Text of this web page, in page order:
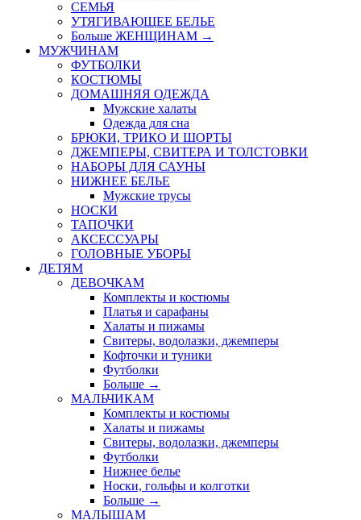
СЕМЬЯ
УТЯГИВАЮЩЕЕ БЕЛЬЕ
Больше ЖЕНЩИНАМ →
МУЖЧИНАМ
ФУТБОЛКИ
КОСТЮМЫ
ДОМАШНЯЯ ОДЕЖДА
Мужские халаты
Одежда для сна
БРЮКИ, ТРИКО И ШОРТЫ
ДЖЕМПЕРЫ, СВИТЕРА И ТОЛСТОВКИ
НАБОРЫ ДЛЯ САУНЫ
НИЖНЕЕ БЕЛЬЕ
Мужские трусы
НОСКИ
ТАПОЧКИ
АКСЕССУАРЫ
ГОЛОВНЫЕ УБОРЫ
ДЕТЯМ
ДЕВОЧКАМ
Комплекты и костюмы
Платья и сарафаны
Халаты и пижамы
Свитеры, водолазки, джемперы
Кофточки и туники
Футболки
Больше →
МАЛЬЧИКАМ
Комплекты и костюмы
Халаты и пижамы
Свитеры, водолазки, джемперы
Футболки
Нижнее белье
Носки, гольфы и колготки
Больше →
МАЛЫШАМ